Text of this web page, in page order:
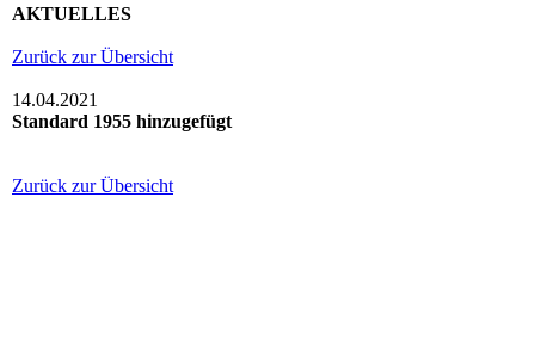
AKTUELLES
Zurück zur Übersicht
14.04.2021
Standard 1955 hinzugefügt
Zurück zur Übersicht